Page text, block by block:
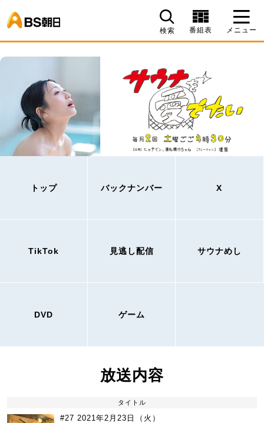
検索 番組表 メニュー
トップ バックナンバー X
TikTok 見逃し配信 サウナめし
DVD ゲーム
放送内容
タイトル
#27 2021年2月23日（火）